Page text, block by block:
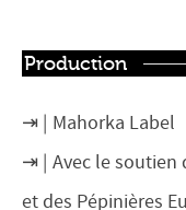
Production
Mahorka Label
Avec le soutien
et des Pépinières